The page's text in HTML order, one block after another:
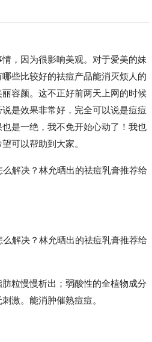
，因为很影响美观。对于爱美的妹
些比较好的祛痘产品能消灭烦人的
容颜。这不正好前两天上网的时候
是效果非常好，完全可以说是痘痘
是一绝，我不免开始心动了！我也
可以帮助到大家。
粒慢慢析出；弱酸性的全植物成分
激。能消肿催熟痘痘。